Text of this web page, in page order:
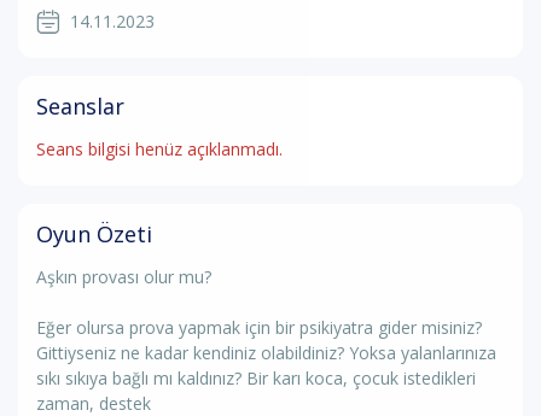
14.11.2023
Seanslar
Seans bilgisi henüz açıklanmadı.
Oyun Özeti
Aşkın provası olur mu?
Eğer olursa prova yapmak için bir psikiyatra gider misiniz?
Gittiyseniz ne kadar kendiniz olabildiniz? Yoksa yalanlarınıza
sıkı sıkıya bağlı mı kaldınız? Bir karı koca, çocuk istedikleri
zaman, destek